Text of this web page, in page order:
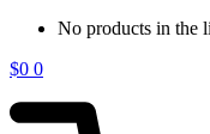
No products in the
$0 0